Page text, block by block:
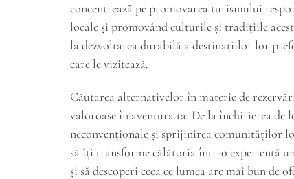
concentrează pe promovarea turismului
locale și promovând culturile și tradițiile
la dezvoltarea durabilă a destinațiilor lor
care le vizitează.
Căutarea alternativelor în materie de
valoroase în aventura ta. De la închirierea
neconvenționale și sprijinirea comunităților
să îți transforme călătoria într-o experiență
și să descoperi ceea ce lumea are mai bun